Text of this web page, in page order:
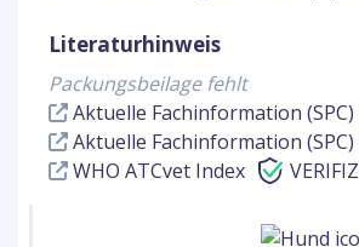
Literaturhinweis
Packungsbeilage fehlt
Aktuelle Fachinformation (SPC)
Aktuelle Fachinformation
WHO ATCvet Index